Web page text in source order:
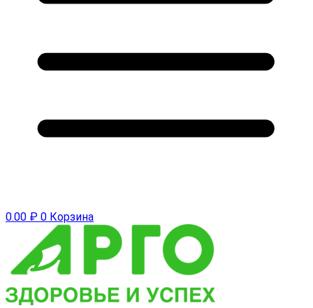
0.00 ₽ 0 Корзина